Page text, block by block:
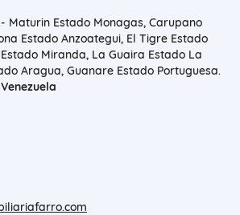
Maturin Estado Monagas, Carupano
Estado Anzoategui, El Tigre Estado
Miranda, La Guaira Estado La
Aragua, Guanare Estado Portuguesa.